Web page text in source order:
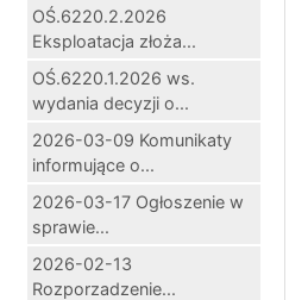
OŚ.6220.2.2026
Eksploatacja złoża...
OŚ.6220.1.2026 ws.
wydania decyzji o...
2026-03-09 Komunikaty
informujące o...
2026-03-17 Ogłoszenie w
sprawie...
2026-02-13
Rozporzadzenie...